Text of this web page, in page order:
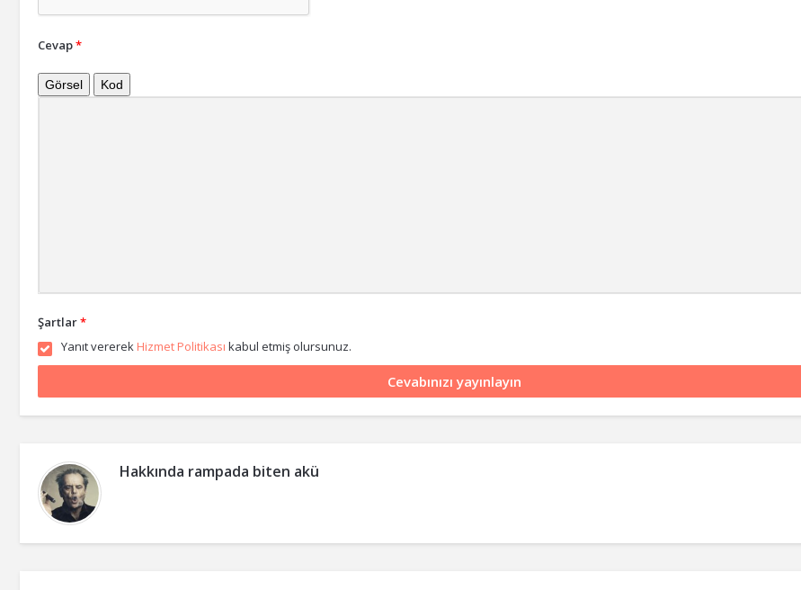
Cevap*
Görsel Kod
Şartlar*
Yanıt vererek Hizmet Politikası kabul etmiş olursunuz.
Hakkında rampada biten akü